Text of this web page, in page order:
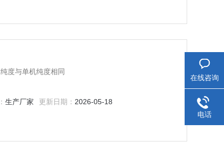
度与单机纯度相同
生产厂家 更新日期： 2026-05-18
在线咨询
电话